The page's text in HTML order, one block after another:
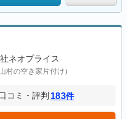
ネオプライス
村の空き家片付け）
コミ・評判 183件